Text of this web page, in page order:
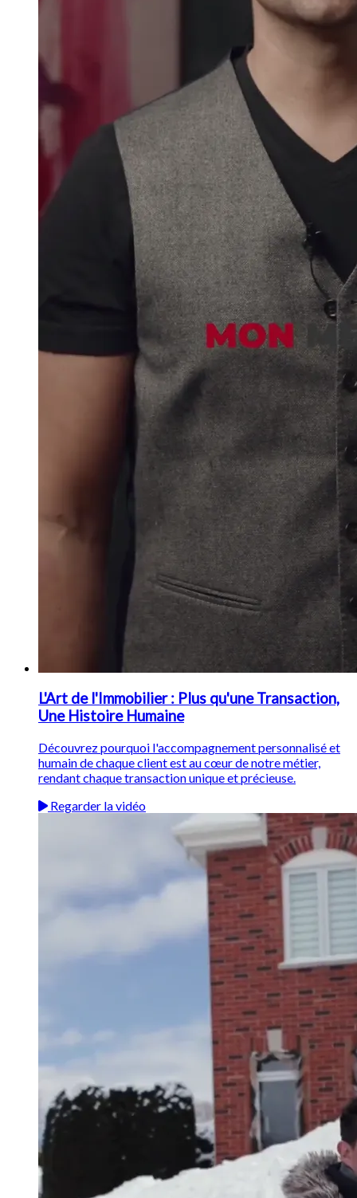
L'Art de l'Immobilier : Plus qu'une Transaction,
Une Histoire Humaine
Découvrez pourquoi l'accompagnement personnalisé et
humain de chaque client est au cœur de notre métier,
rendant chaque transaction unique et précieuse.
Regarder la vidéo